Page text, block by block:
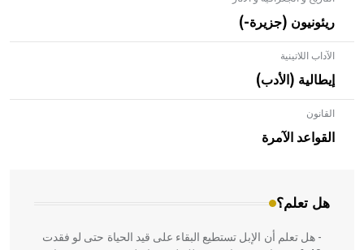
ريئونيون (جزيرة-)
الآداب اللاتينية
إيطالية (الأدب)
القانون
القواعد الآمرة
هل تعلم؟
- هل تعلم أن الأبلق نوع من الفنون الهندسية التي ارتبطت
بالعمارة الإسلامية في بلاد الشام ومصر خاصة، حيث يحرص
المعمار على بناء مداميكه وخاصة في الواجهات
- هل تعلم أن الإبل تستطيع البقاء على قيد الحياة حتى لو فقدت